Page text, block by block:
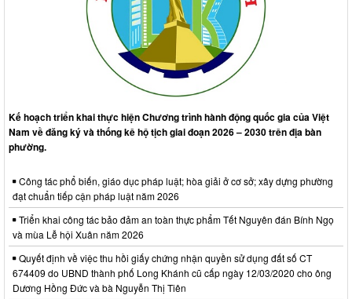
Kế hoạch triển khai thực hiện Chương trình hành động quốc gia của Việt
Nam về đăng ký và thống kê hộ tịch giai đoạn 2026 – 2030 trên địa bàn
phường.
Công tác phổ biến, giáo dục pháp luật; hòa giải ở cơ sở; xây dựng phường
đạt chuẩn tiếp cận pháp luật năm 2026
Triển khai công tác bảo đảm an toàn thực phẩm Tết Nguyên đán Bính Ngọ
và mùa Lễ hội Xuân năm 2026
Quyết định về việc thu hồi giấy chứng nhận quyền sử dụng đất số CT
674409 do UBND thành phố Long Khánh cũ cấp ngày 12/03/2020 cho ông
Dương Hồng Đức và bà Nguyễn Thị Tiên